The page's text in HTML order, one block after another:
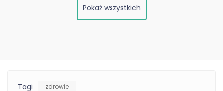
Pokaż wszystkich
Tagi zdrowie